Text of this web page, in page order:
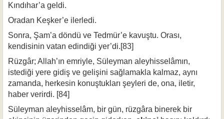
Kındıhar’a geldi.
Oradan Keşker’e ilerledi.
Sonra, Şam’a döndü ve Tedmür’e kavuştu. Orası,
kendisinin vatan edindiği yer’di.[83]
Rüzgâr; Allah’ın emriyle, Süleyman aleyhisselâmın,
istediği yere gidiş ve geli­şini sağlamakla kalmaz, aynı
zamanda, herkesin konuştukları şeyleri de, ona, iletir,
haber verirdi. [84]
Süleyman aleyhisselâm, bir gün, rüzgâra binerek bir